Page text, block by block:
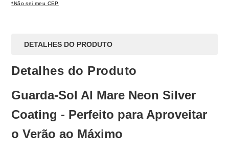
*Não sei meu CEP
DETALHES DO PRODUTO
Detalhes do Produto
Guarda-Sol Al Mare Neon Silver
Coating - Perfeito para Aproveitar
o Verão ao Máximo